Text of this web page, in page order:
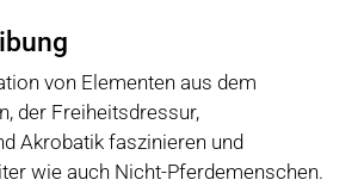
von Elementen aus dem
der Freiheitsdressur,
Akrobatik faszinieren und
wie auch Nicht-Pferdemenschen.